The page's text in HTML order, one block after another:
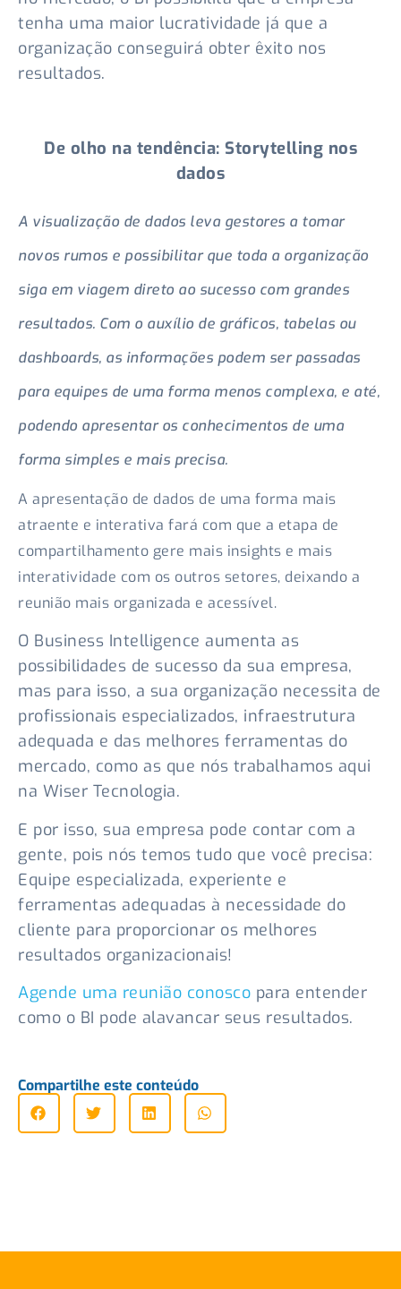
tenha uma maior lucratividade já que a
organização conseguirá obter êxito nos
resultados.
De olho na tendência: Storytelling nos
dados
A visualização de dados leva gestores a tomar
novos rumos e possibilitar que toda a organização
siga em viagem direto ao sucesso com grandes
resultados. Com o auxílio de gráficos, tabelas ou
dashboards, as informações podem ser passadas
para equipes de uma forma menos complexa, e até,
podendo apresentar os conhecimentos de uma
forma simples e mais precisa.
A apresentação de dados de uma forma mais
atraente e interativa fará com que a etapa de
compartilhamento gere mais insights e mais
interatividade com os outros setores, deixando a
reunião mais organizada e acessível.
O Business Intelligence aumenta as
possibilidades de sucesso da sua empresa,
mas para isso, a sua organização necessita de
profissionais especializados, infraestrutura
adequada e das melhores ferramentas do
mercado, como as que nós trabalhamos aqui
na Wiser Tecnologia.
E por isso, sua empresa pode contar com a
gente, pois nós temos tudo que você precisa:
Equipe especializada, experiente e
ferramentas adequadas à necessidade do
cliente para proporcionar os melhores
resultados organizacionais!
Agende uma reunião conosco para entender
como o BI pode alavancar seus resultados.
Compartilhe este conteúdo